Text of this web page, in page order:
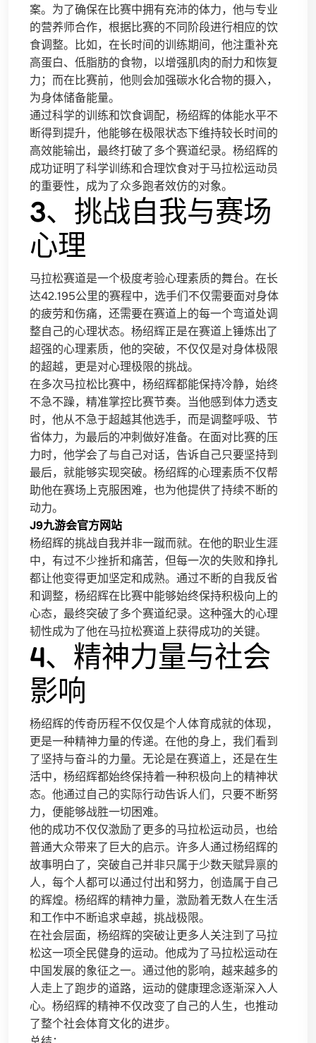
案。为了确保在比赛中拥有充沛的体力，他与专业
的营养师合作，根据比赛的不同阶段进行相应的饮
食调整。比如，在长时间的训练期间，他注重补充
高蛋白、低脂肪的食物，以增强肌肉的耐力和恢复
力；而在比赛前，他则会加强碳水化合物的摄入，
为身体储备能量。
通过科学的训练和饮食调配，杨绍辉的体能水平不
断得到提升，他能够在极限状态下维持较长时间的
高效能输出，最终打破了多个赛道纪录。杨绍辉的
成功证明了科学训练和合理饮食对于马拉松运动员
的重要性，成为了众多跑者效仿的对象。
3、挑战自我与赛场
心理
马拉松赛道是一个极度考验心理素质的舞台。在长
达42.195公里的赛程中，选手们不仅需要面对身体
的疲劳和伤痛，还需要在赛道上的每一个弯道处调
整自己的心理状态。杨绍辉正是在赛道上锤炼出了
超强的心理素质，他的突破，不仅仅是对身体极限
的超越，更是对心理极限的挑战。
在多次马拉松比赛中，杨绍辉都能保持冷静，始终
不急不躁，精准掌控比赛节奏。当他感到体力透支
时，他从不急于超越其他选手，而是调整呼吸、节
省体力，为最后的冲刺做好准备。在面对比赛的压
力时，他学会了与自己对话，告诉自己只要坚持到
最后，就能够实现突破。杨绍辉的心理素质不仅帮
助他在赛场上克服困难，也为他提供了持续不断的
动力。
J9九游会官方网站
杨绍辉的挑战自我并非一蹴而就。在他的职业生涯
中，有过不少挫折和痛苦，但每一次的失败和挣扎
都让他变得更加坚定和成熟。通过不断的自我反省
和调整，杨绍辉在比赛中能够始终保持积极向上的
心态，最终突破了多个赛道纪录。这种强大的心理
韧性成为了他在马拉松赛道上获得成功的关键。
4、精神力量与社会
影响
杨绍辉的传奇历程不仅仅是个人体育成就的体现，
更是一种精神力量的传递。在他的身上，我们看到
了坚持与奋斗的力量。无论是在赛道上，还是在生
活中，杨绍辉都始终保持着一种积极向上的精神状
态。他通过自己的实际行动告诉人们，只要不断努
力，便能够战胜一切困难。
他的成功不仅仅激励了更多的马拉松运动员，也给
普通大众带来了巨大的启示。许多人通过杨绍辉的
故事明白了，突破自己并非只属于少数天赋异禀的
人，每个人都可以通过付出和努力，创造属于自己
的辉煌。杨绍辉的精神力量，激励着无数人在生活
和工作中不断追求卓越，挑战极限。
在社会层面，杨绍辉的突破让更多人关注到了马拉
松这一项全民健身的运动。他成为了马拉松运动在
中国发展的象征之一。通过他的影响，越来越多的
人走上了跑步的道路，运动的健康理念逐渐深入人
心。杨绍辉的精神不仅改变了自己的人生，也推动
了整个社会体育文化的进步。